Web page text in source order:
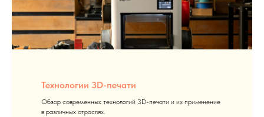
Технологии 3D-печати
Обзор современных технологий 3D-печати и их применение
в различных отраслях.